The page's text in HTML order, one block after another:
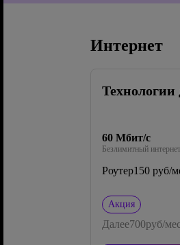
Интернет
Технологии
60 Мбит/с
Безлимитный интернет
Роутер150 руб/
Акция
Далее700руб/